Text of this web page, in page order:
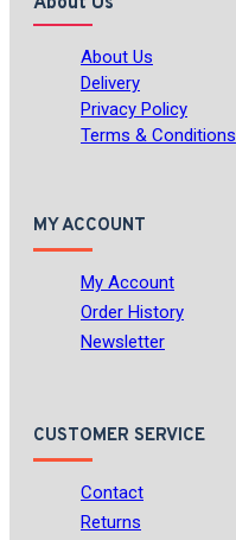
About Us
Delivery
Privacy Policy
Terms & Conditions
MY ACCOUNT
My Account
Order History
Newsletter
CUSTOMER SERVICE
Contact
Returns